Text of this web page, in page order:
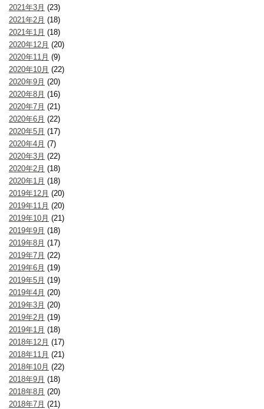
2021年3月 (23)
2021年2月 (18)
2021年1月 (18)
2020年12月 (20)
2020年11月 (9)
2020年10月 (22)
2020年9月 (20)
2020年8月 (16)
2020年7月 (21)
2020年6月 (22)
2020年5月 (17)
2020年4月 (7)
2020年3月 (22)
2020年2月 (18)
2020年1月 (18)
2019年12月 (20)
2019年11月 (20)
2019年10月 (21)
2019年9月 (18)
2019年8月 (17)
2019年7月 (22)
2019年6月 (19)
2019年5月 (19)
2019年4月 (20)
2019年3月 (20)
2019年2月 (19)
2019年1月 (18)
2018年12月 (17)
2018年11月 (21)
2018年10月 (22)
2018年9月 (18)
2018年8月 (20)
2018年7月 (21)